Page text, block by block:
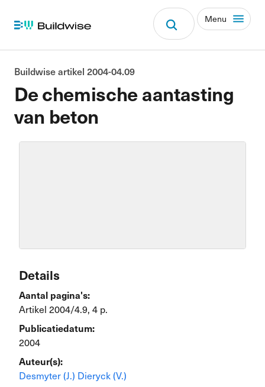
Menu
De chemische aantasting
van beton
Buildwise artikel 2004-04.09
Details
Aantal pagina's:
Artikel 2004/4.9, 4 p.
Publicatiedatum:
2004
Auteur(s):
Desmyter (J.) Dieryck (V.)